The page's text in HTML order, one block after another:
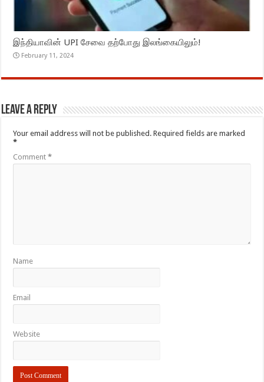
இந்தியாவின் UPI சேவை தற்போது இலங்கையிலும்!
February 11, 2024
Leave a Reply
Your email address will not be published. Required fields are marked
*
Comment*
Name
Email
Website